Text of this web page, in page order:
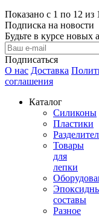
Показано с 1 по 12 из
Подписка на новости
Будьте в курсе
Подписаться
О нас Доставка
соглашения
Каталог
Силиконы
Пластики
Товары
для
лепки
составы
Разное